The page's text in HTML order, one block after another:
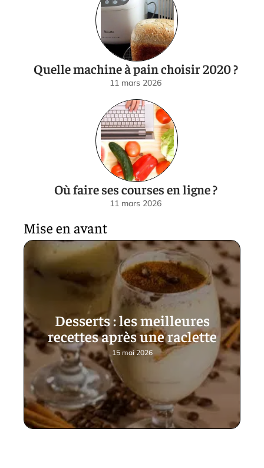
Quelle machine à pain choisir 2020 ?
11 mars 2026
Où faire ses courses en ligne ?
11 mars 2026
Mise en avant
Desserts : les meilleures
recettes après une raclette
15 mai 2026